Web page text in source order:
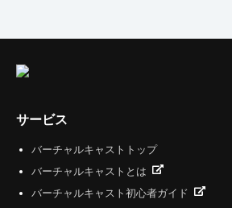
サービス
バーチャルキャストトップ
バーチャルキャストとは
バーチャルキャスト初心者ガイド